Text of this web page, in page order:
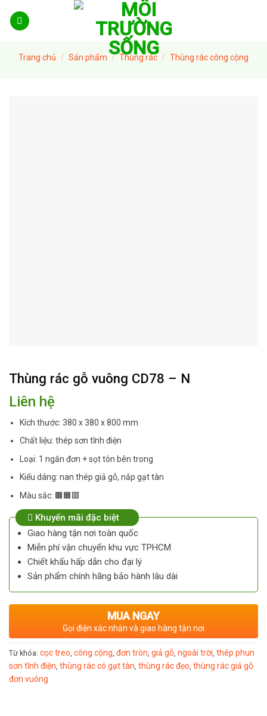
Trang chủ / Sản phẩm / Thùng rác / Thùng rác công cộng
Thùng rác gỗ vuông CD78 – N
Liên hệ
Kích thước: 380 x 380 x 800 mm
Chất liệu: thép sơn tĩnh điện
Loại: 1 ngăn đơn + sọt tôn bên trong
Kiểu dáng: nan thép giả gỗ, nắp gạt tàn
Màu sắc: 🟫🟧🟥
Khuyến mãi đặc biệt
Giao hàng tận nơi toàn quốc
Miễn phí vận chuyển khu vực TPHCM
Chiết khấu hấp dẫn cho đại lý
Sản phẩm chính hãng bảo hành lâu dài
MUA NGAY
Gọi điện xác nhận và giao hàng tận nơi
Từ khóa: cọc treo công cộng đơn tròn giả gỗ ngoài trời thép phun
sơn tĩnh điện thùng rác có gạt tàn thùng rác đẹo thùng rác giả gỗ
đơn vuông